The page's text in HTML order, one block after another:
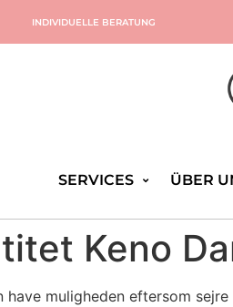
INDIVIDUELLE BERATUNG
SERVICES ÜBER
Keno
have muligheden eftersom